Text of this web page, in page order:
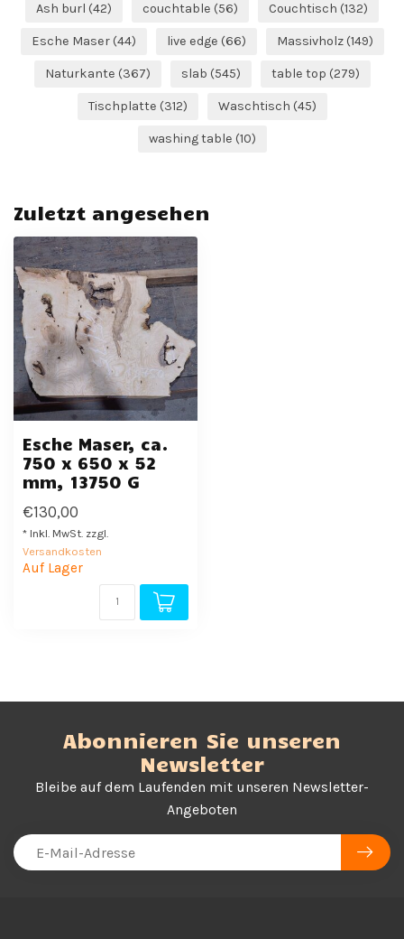
Ash burl (42) couchtable (56) Couchtisch (132)
Esche Maser (44) live edge (66) Massivholz (149)
Naturkante (367) slab (545) table top (279)
Tischplatte (312) Waschtisch (45)
washing table (10)
Zuletzt angesehen
Esche Maser, ca.
750 x 650 x 52
mm, 13750 G
€130,00
* Inkl. MwSt. zzgl.
Versandkosten
Auf Lager
Abonnieren Sie unseren
Newsletter
Bleibe auf dem Laufenden mit unseren Newsletter-
Angeboten